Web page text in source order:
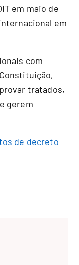
em maio de
em
com
tratados,
gerem
de decreto